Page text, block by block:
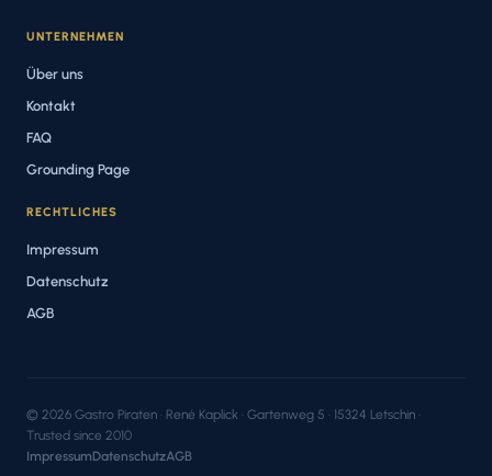
UNTERNEHMEN
Über uns
Kontakt
FAQ
Grounding Page
RECHTLICHES
Impressum
Datenschutz
AGB
© 2026 Gastro Piraten · René Kaplick · Gartenweg 5 · 15324 Letschin ·
Trusted since 2010
ImpressumDatenschutzAGB